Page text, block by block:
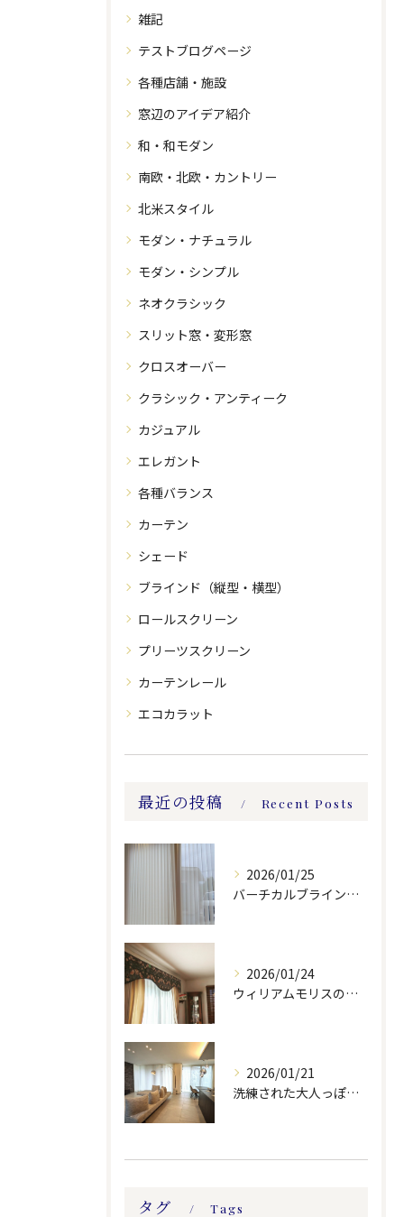
雑記
テストブログページ
各種店舗・施設
窓辺のアイデア紹介
和・和モダン
南欧・北欧・カントリー
北米スタイル
モダン・ナチュラル
モダン・シンプル
ネオクラシック
スリット窓・変形窓
クロスオーバー
クラシック・アンティーク
カジュアル
エレガント
各種バランス
カーテン
シェード
ブラインド（縦型・横型）
ロールスクリーン
プリーツスクリーン
カーテンレール
エコカラット
最近の投稿 Recent Posts
2026/01/25
バーチカルブラインドのレース付きツーウェイスタイル
2026/01/24
ウィリアムモリスの生地ででバランスを製作しました。
2026/01/21
洗練された大人っぽい空間。
タグ Tags